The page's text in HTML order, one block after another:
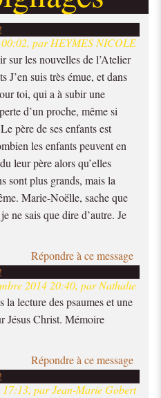
par HEYMES NICOLE
sur les nouvelles de l’Atelier
J’en suis très émue, et dans
toi, qui a à subir une
d’un proche, même si
père de ses enfants est
les enfants peuvent en
leur père alors qu’elles
sont plus grands, mais la
Marie-Noëlle, sache que
ne sais que dire d’autre. Je
Répondre à ce message
2014 20:40, par Nathalie
lecture des psaumes et une
Jésus Christ. Mémoire
Répondre à ce message
17:13, par Jean-Marie Gobert